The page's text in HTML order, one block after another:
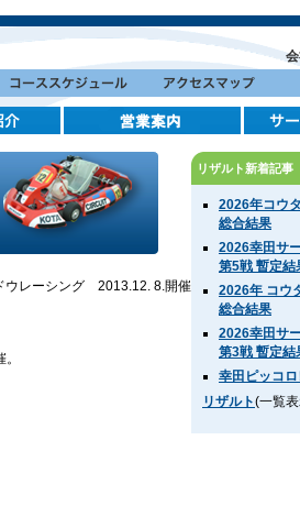
リザルト新着記事
2026年コウ
総合結果
2026幸田サ
第5戦 暫定結
2026年 コウ
総合結果
2026幸田サ
第3戦 暫定結
幸田ピッコ
リザルト(一覧
ウレーシング 2013.12. 8.開催